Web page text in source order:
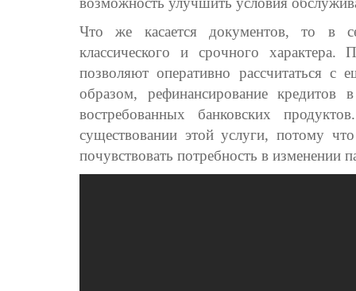
Что же касается документов, то в
классического и срочного
позволяют оперативно рассчитаться
образом, рефинансирование
востребованных банковских
существовании этой услуги, потому
почувствовать потребность в изменении